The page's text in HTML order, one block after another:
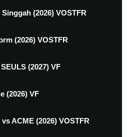
(2026) VOSTFR
(2026) VOSTFR
(2027) VF
(2026) VF
ACME (2026) VOSTFR